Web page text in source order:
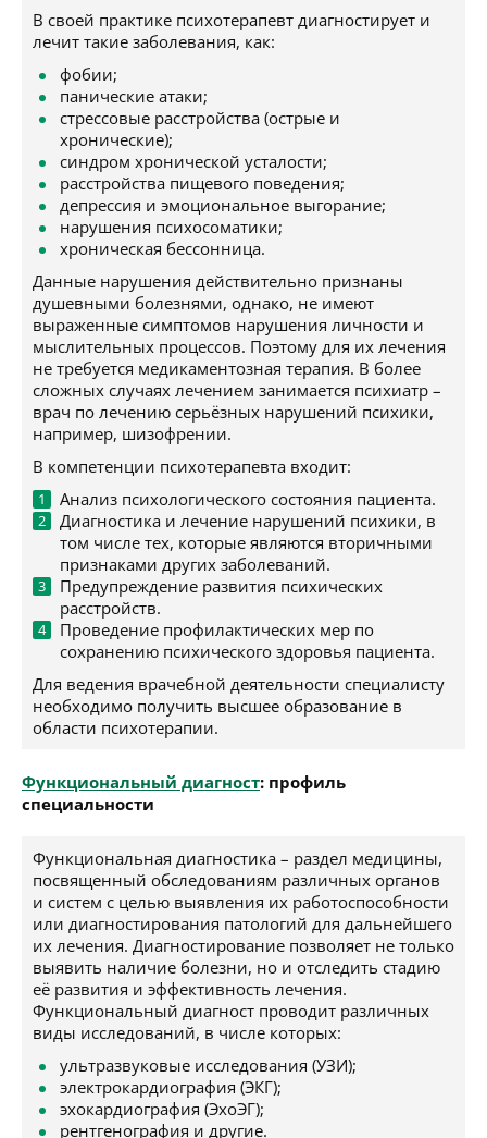
В своей практике психотерапевт диагностирует и
лечит такие заболевания, как:
фобии;
панические атаки;
стрессовые расстройства (острые и
хронические);
синдром хронической усталости;
расстройства пищевого поведения;
депрессия и эмоциональное выгорание;
нарушения психосоматики;
хроническая бессонница.
Данные нарушения действительно признаны
душевными болезнями, однако, не имеют
выраженные симптомов нарушения личности и
мыслительных процессов. Поэтому для их лечения
не требуется медикаментозная терапия. В более
сложных случаях лечением занимается психиатр –
врач по лечению серьёзных нарушений психики,
например, шизофрении.
В компетенции психотерапевта входит:
Анализ психологического состояния пациента.
Диагностика и лечение нарушений психики, в
том числе тех, которые являются вторичными
признаками других заболеваний.
Предупреждение развития психических
расстройств.
Проведение профилактических мер по
сохранению психического здоровья пациента.
Для ведения врачебной деятельности специалисту
необходимо получить высшее образование в
области психотерапии.
Функциональный диагност: профиль
специальности
Функциональная диагностика – раздел медицины,
посвященный обследованиям различных органов
и систем с целью выявления их работоспособности
или диагностирования патологий для дальнейшего
их лечения. Диагностирование позволяет не только
выявить наличие болезни, но и отследить стадию
её развития и эффективность лечения.
Функциональный диагност проводит различных
виды исследований, в числе которых:
ультразвуковые исследования (УЗИ);
электрокардиография (ЭКГ);
эхокардиография (ЭхоЭГ);
рентгенография и другие.